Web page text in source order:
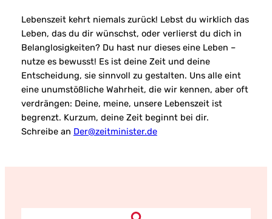
Lebenszeit kehrt niemals zurück! Lebst du wirklich das
Leben, das du dir wünschst, oder verlierst du dich in
Belanglosigkeiten? Du hast nur dieses eine Leben –
nutze es bewusst! Es ist deine Zeit und deine
Entscheidung, sie sinnvoll zu gestalten. Uns alle eint
eine unumstößliche Wahrheit, die wir kennen, aber oft
verdrängen: Deine, meine, unsere Lebenszeit ist
begrenzt. Kurzum, deine Zeit beginnt bei dir.
Schreibe an Der@zeitminister.de